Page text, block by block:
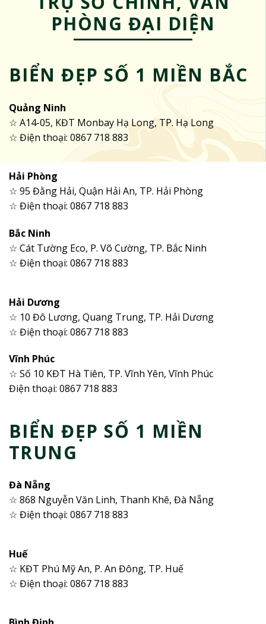
PHÒNG ĐẠI DIỆN
BIỂN ĐẸP SỐ 1 MIỀN BẮC
Quảng Ninh
☆ A14-05, KĐT Monbay Hạ Long, TP. Hạ Long
☆ Điện thoại: 0867 718 883
Hải Phòng
☆ 95 Đằng Hải, Quận Hải An, TP. Hải Phòng
☆ Điện thoại: 0867 718 883
Bắc Ninh
☆ Cát Tường Eco, P. Võ Cường, TP. Bắc Ninh
☆ Điện thoại: 0867 718 883
Hải Dương
☆ 10 Đô Lương, Quang Trung, TP. Hải Dương
☆ Điện thoại: 0867 718 883
Vĩnh Phúc
☆ Số 10 KĐT Hà Tiên, TP. Vĩnh Yên, Vĩnh Phúc
Điện thoại: 0867 718 883
BIỂN ĐẸP SỐ 1 MIỀN
TRUNG
Đà Nẵng
☆ 868 Nguyễn Văn Linh, Thanh Khê, Đà Nẵng
☆ Điện thoại: 0867 718 883
Huế
☆ KĐT Phú Mỹ An, P. An Đông, TP. Huế
☆ Điện thoại: 0867 718 883